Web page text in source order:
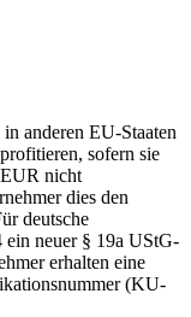
anderen EU-Staaten
sofern sie
nicht
dies den
deutsche
neuer § 19a UStG-
erhalten eine
(KU-